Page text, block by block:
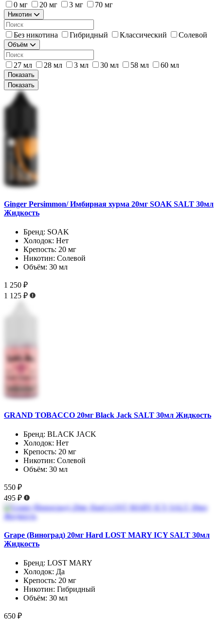
0 мг 20 мг 3 мг 70 мг
Никотин
Без никотина Гибридный Классический Солевой
Объём
27 мл 28 мл 3 мл 30 мл 58 мл 60 мл
Показать
Показать
Ginger Persimmon/ Имбирная хурма 20мг SOAK SALT 30мл
Жидкость
Бренд: SOAK
Холодок: Нет
Крепость: 20 мг
Никотин: Солевой
Объём: 30 мл
1 250 ₽
1 125 ₽
GRAND TOBACCO 20мг Black Jack SALT 30мл Жидкость
Бренд: BLACK JACK
Холодок: Нет
Крепость: 20 мг
Никотин: Солевой
Объём: 30 мл
550 ₽
495 ₽
Grape (Виноград) 20мг Hard LOST MARY ICY SALT 30мл
Жидкость
Бренд: LOST MARY
Холодок: Да
Крепость: 20 мг
Никотин: Гибридный
Объём: 30 мл
650 ₽